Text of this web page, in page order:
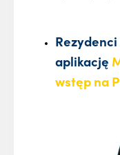
Rezydenci
aplikację
wstęp na